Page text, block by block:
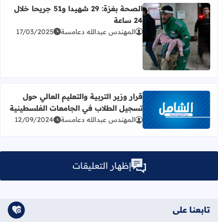
اقرأ المزيد عن الصحة بغزة: 29 شهيدا و51 جريحا خلال 24 ساعة
الصحة بغزة: 29 شهيدا و51 جريحا خلال
24 ساعة
المهندس عبدالله دعامسة 17/03/2025
اقرأ المزيد عن قرار وزير التربية والتعليم العالي حول
قرار وزير التربية والتعليم العالي حول
تسجيل الطلاب في الجامعات الفلسطينية
المهندس عبدالله دعامسة 12/09/2024
إظهار التعليقات
تابعنا على